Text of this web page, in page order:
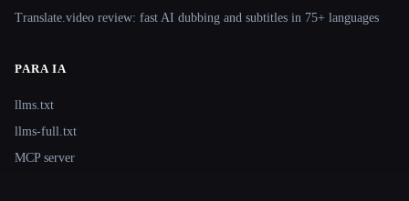
Translate.video review: fast AI dubbing and subtitles in 75+ languages
PARA IA
llms.txt
llms-full.txt
MCP server